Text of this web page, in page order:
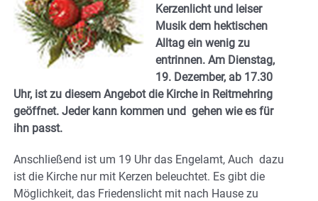
Kerzenlicht und leiser
Musik dem hektischen
Alltag ein wenig zu
entrinnen. Am Dienstag,
19. Dezember, ab 17.30
Uhr, ist zu diesem Angebot die Kirche in Reitmehring
geöffnet. Jeder kann kommen und gehen wie es für
ihn passt.
Anschließend ist um 19 Uhr das Engelamt, Auch dazu
ist die Kirche nur mit Kerzen beleuchtet. Es gibt die
Möglichkeit, das Friedenslicht mit nach Hause zu